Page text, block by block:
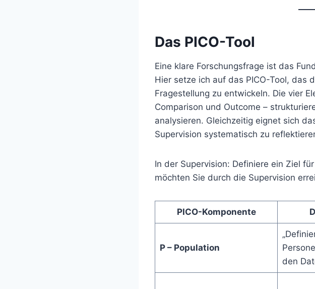
Das PICO-Tool
Eine klare Forschungsfrage ist das
Hier setze ich auf das PICO-Tool, das
Fragestellung zu entwickeln. Die vier
Comparison und Outcome –
analysieren. Gleichzeitig eignet sich
Supervision systematisch zu
In der Supervision: Definiere ein Ziel
möchten Sie durch die Supervision
PICO-Komponente
P – Population
den